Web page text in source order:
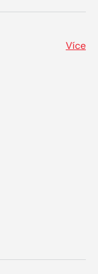
Více